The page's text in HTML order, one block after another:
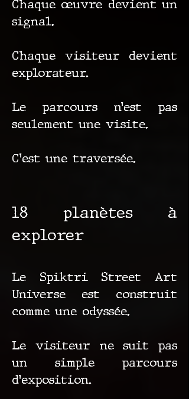
Chaque œuvre devient un
signal.
Chaque visiteur devient
explorateur.
Le parcours n’est pas
seulement une visite.
C’est une traversée.
18 planètes à
explorer
Le Spiktri Street Art
Universe est construit
comme une odyssée.
Le visiteur ne suit pas
un simple parcours
d’exposition.